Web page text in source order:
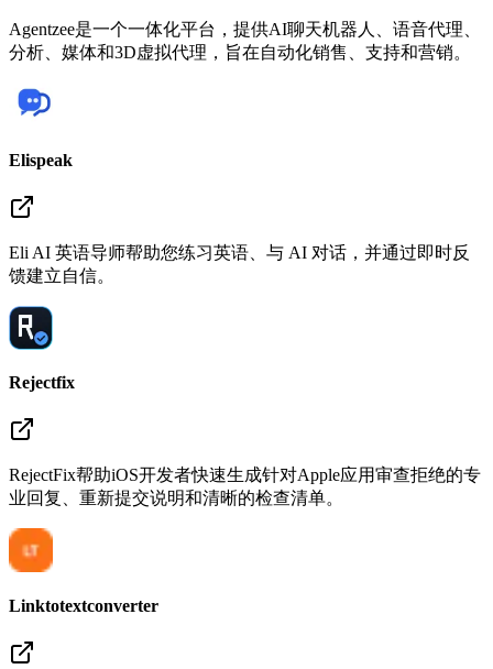
Agentzee是一个一体化平台，提供AI聊天机器人、语音代理、
分析、媒体和3D虚拟代理，旨在自动化销售、支持和营销。
Elispeak
Eli AI 英语导师帮助您练习英语、与 AI 对话，并通过即时反
馈建立自信。
Rejectfix
RejectFix帮助iOS开发者快速生成针对Apple应用审查拒绝的专
业回复、重新提交说明和清晰的检查清单。
Linktotextconverter